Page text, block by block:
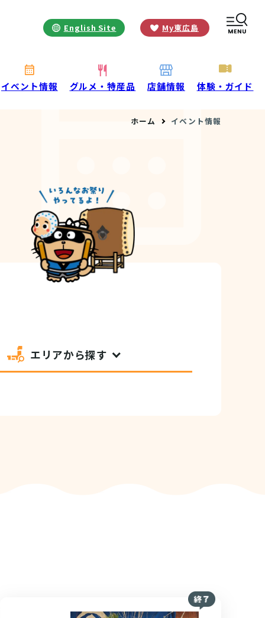
English Site My東広島
イベント情報 グルメ・特産品 店舗情報 体験・ガイド
ホーム イベント情報
エリアから探す
お役立ち情報
お知らせ
酒蔵営業時間
観光マップダウンロード
観光に関するお問い合わせ
イベント情報掲載申込フォーム